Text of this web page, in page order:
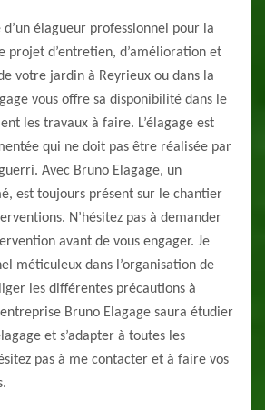
d’un élagueur professionnel pour la
projet d’entretien, d’amélioration et
votre jardin à Reyrieux ou dans la
vous offre sa disponibilité dans le
les travaux à faire. L’élagage est
qui ne doit pas être réalisée par
Avec Bruno Elagage, un
est toujours présent sur le chantier
N’hésitez pas à demander
avant de vous engager. Je
méticuleux dans l’organisation de
les différentes précautions à
Bruno Elagage saura étudier
et s’adapter à toutes les
pas à me contacter et à faire vos